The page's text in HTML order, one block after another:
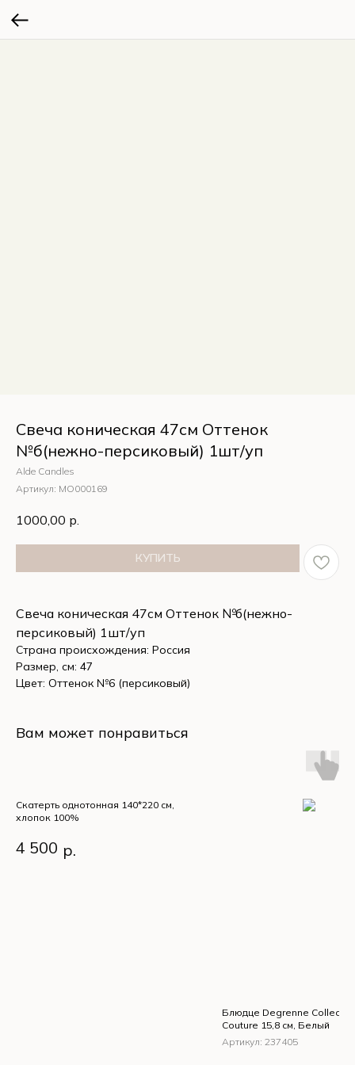
Свеча коническая 47см Оттенок
№б(нежно-персиковый) 1шт/уп
Alde Candles
Артикул: MО000169
1000,00 р.
КУПИТЬ
Свеча коническая 47см Оттенок №б(нежно-
персиковый) 1шт/уп
Страна происхождения: Россия
Размер, см: 47
Цвет: Оттенок №6 (персиковый)
Вам может понравиться
Скатерть однотонная 140*220 см,
хлопок 100%
Скатерть однотонная
140*220 см, хлопок 100%
4 500 р.
Блюдце Degrenne
Couture 15,8 см, Белый
Артикул: 237405